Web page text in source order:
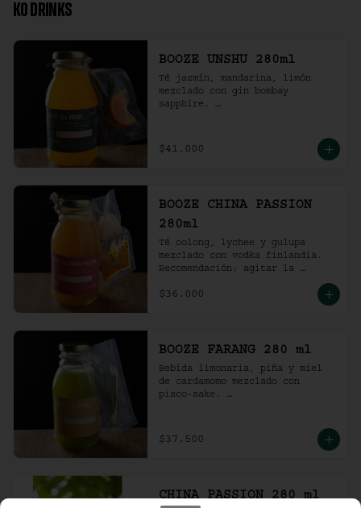
KO DRINKS
BOOZE UNSHU 280ml
Té jazmín, mandarina, limón
mezclado con gin bombay
sapphire.
con hielo al gusto.
$41.000
BOOZE CHINA PASSION
280ml
Té oolong, lychee y gulupa
mezclado con vodka finlandia.
Recomendación: agitar la
con hielo al gusto.
$36.000
BOOZE FARANG 280 ml
Bebida limonaria, piña y miel
de cardamomo mezclado con
pisco-sake.
con hielo al gusto.
$37.500
CHINA PASSION 280 ml